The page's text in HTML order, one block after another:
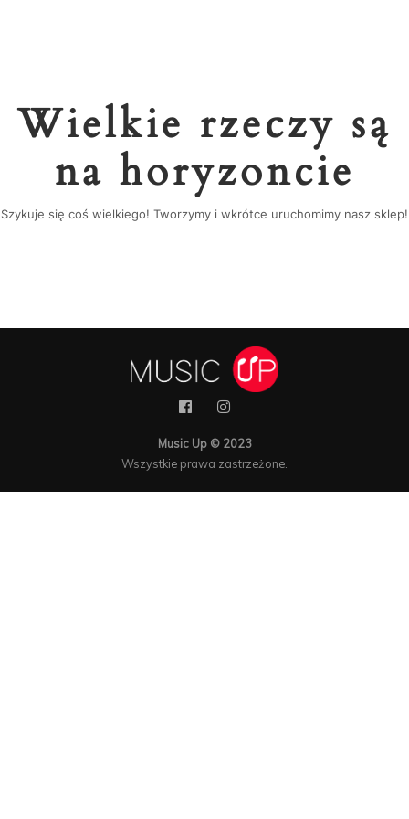
Wielkie rzeczy są
na horyzoncie
Szykuje się coś wielkiego! Tworzymy i wkrótce uruchomimy nasz sklep!
Music Up © 2023
Wszystkie prawa zastrzeżone.